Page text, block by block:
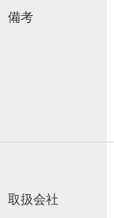
備考
取扱会社